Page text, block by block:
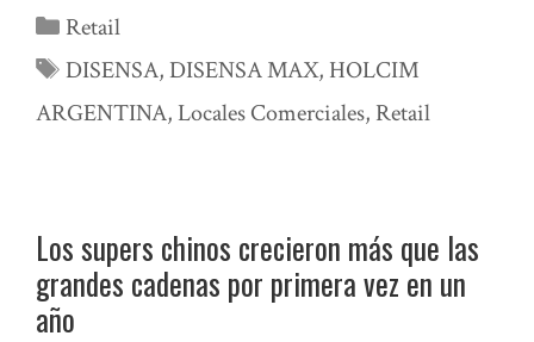
Categorías
Retail
Etiquetas
DISENSA,DISENSA MAX, HOLCIM
ARGENTINA,Locales Comerciales, Retail
Los supers chinos crecieron más que las
grandes cadenas por primera vez en un
año